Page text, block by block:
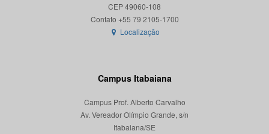
CEP 49060-108
Localização
Campus Itabaiana
Campus Prof. Alberto Carvalho
Av. Vereador Olímpio Grande, s/n
Itabaiana/SE